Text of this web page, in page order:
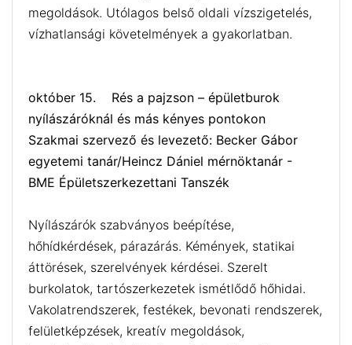
megoldások. Utólagos belső oldali vízszigetelés,
vízhatlansági követelmények a gyakorlatban.
október 15. Rés a pajzson – épületburok
nyílászáróknál és más kényes pontokon
Szakmai szervező és levezető: Becker Gábor
egyetemi tanár/Heincz Dániel mérnöktanár -
BME Épületszerkezettani Tanszék
Nyílászárók szabványos beépítése,
hőhídkérdések, párazárás. Kémények, statikai
áttörések, szerelvények kérdései. Szerelt
burkolatok, tartószerkezetek ismétlődő hőhidai.
Vakolatrendszerek, festékek, bevonati rendszerek,
felületképzések, kreatív megoldások,